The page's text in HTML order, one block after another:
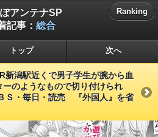
アンテナSP
記事： 総合
Ranking
トップ 次へ
新潟駅近くで男子学生が腕から血
のようなもので切り付けられ
Ｓ・毎日・読売 『外国人』を省